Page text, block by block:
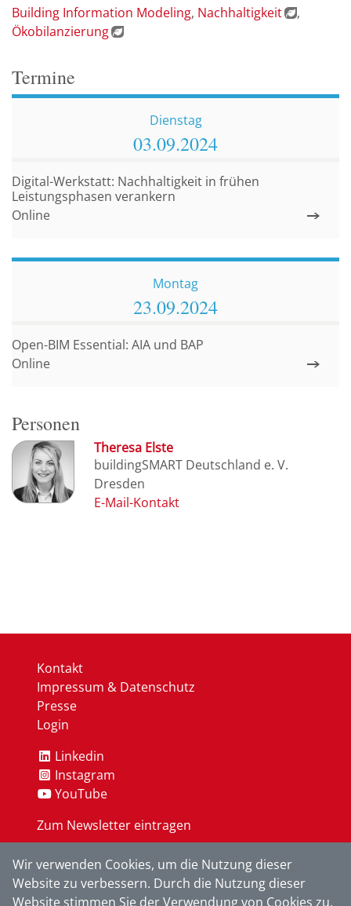
Building Information Modeling Nachhaltigkeit
Ökobilanzierung
Termine
Dienstag
03.09.2024
Online
Digital-Werkstatt: Nachhaltigkeit in frühen
Leistungsphasen verankern
Montag
23.09.2024
Online
Open-BIM Essential: AIA und BAP
Personen
Theresa Elste
buildingSMART Deutschland e. V.
Dresden
Kontakt
Impressum & Datenschutz
Presse
Login
Linkedin
Instagram
YouTube
Zum Newsletter eintragen
OK
Wir verwenden Cookies, um die Nutzung dieser
Website zu verbessern. Durch die Nutzung dieser
Website stimmen Sie der Verwendung von Cookies zu.